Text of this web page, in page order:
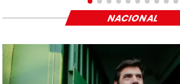
NACIONAL